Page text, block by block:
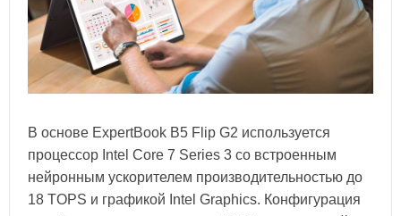
В основе ExpertBook B5 Flip G2 используется
процессор Intel Core 7 Series 3 со встроенным
нейронным ускорителем производительностью до
18 TOPS и графикой Intel Graphics. Конфигурация